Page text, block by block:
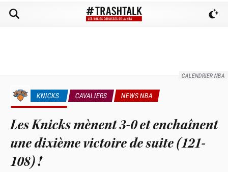
CALENDRIER NBA
KNICKS CAVALIERS
NEWS NBA
Les Knicks mènent 3-0 et enchaînent
une dixième victoire de suite (121-
108) !